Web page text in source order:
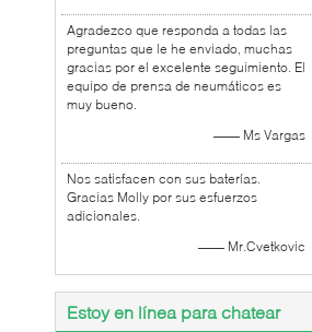
Agradezco que responda a todas las
preguntas que le he enviado, muchas
gracias por el excelente seguimiento. El
equipo de prensa de neumáticos es
muy bueno.
—— Ms Vargas
Nos satisfacen con sus baterías.
Gracias Molly por sus esfuerzos
adicionales.
—— Mr.Cvetkovic
Estoy en línea para chatear